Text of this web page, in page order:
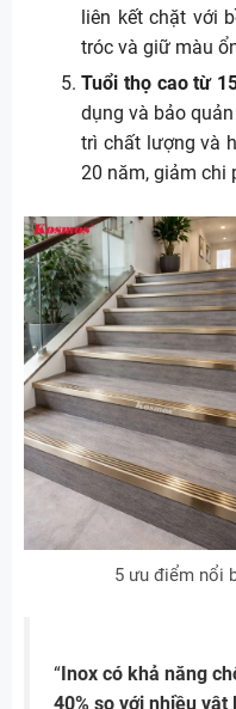
liên kết chặt với
tróc và giữ màu
Tuổi thọ cao từ
dụng và bảo
trì chất lượng và
20 năm, giảm chi
5 ưu điểm nổi
“Inox có khả năng
40% so với nhiều